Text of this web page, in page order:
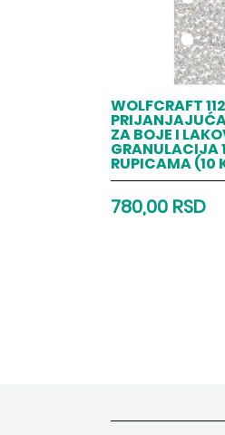
WOLFCRAFT
ZA BOJE I
GRANULACIJA
RUPICAMA (10
780,00 RSD